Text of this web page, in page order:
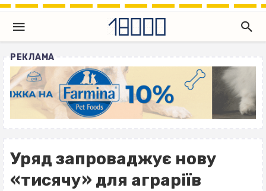
РЕКЛАМА
Уряд запроваджує нову
«тисячу» для аграріїв